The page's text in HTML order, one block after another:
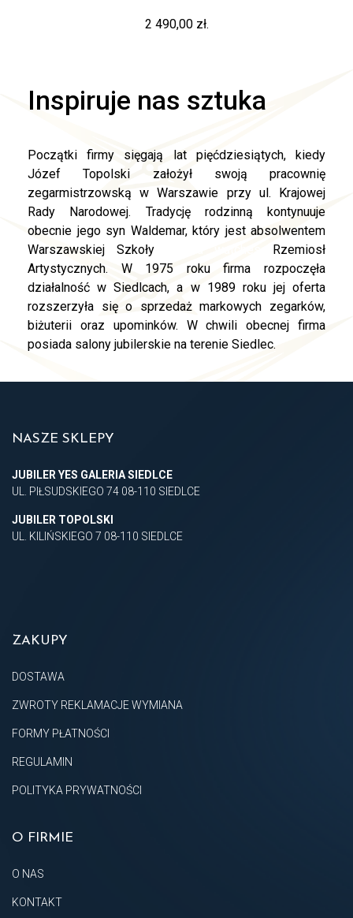
2 490,00 zł.
Inspiruje nas sztuka
Początki firmy sięgają lat pięćdziesiątych, kiedy
Józef Topolski założył swoją pracownię
zegarmistrzowską w Warszawie przy ul. Krajowej
Rady Narodowej. Tradycję rodzinną kontynuuje
obecnie jego syn Waldemar, który jest absolwentem
Warszawskiej Szkoły
Rzemiosł
Artystycznych. W 1975 roku firma rozpoczęła
działalność w Siedlcach, a w 1989 roku jej oferta
rozszerzyła się o sprzedaż markowych zegarków,
biżuterii oraz upominków. W chwili obecnej firma
posiada salony jubilerskie na terenie Siedlec.
NASZE SKLEPY
JUBILER YES GALERIA SIEDLCE
UL. PIŁSUDSKIEGO 74 08-110 SIEDLCE
JUBILER TOPOLSKI
UL. KILIŃSKIEGO 7 08-110 SIEDLCE
ZAKUPY
DOSTAWA
ZWROTY REKLAMACJE WYMIANA
FORMY PŁATNOŚCI
REGULAMIN
POLITYKA PRYWATNOŚCI
O FIRMIE
O NAS
KONTAKT